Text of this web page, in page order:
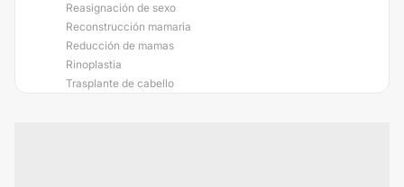
Reasignación de sexo
Reconstrucción mamaria
Reducción de mamas
Rinoplastia
Trasplante de cabello